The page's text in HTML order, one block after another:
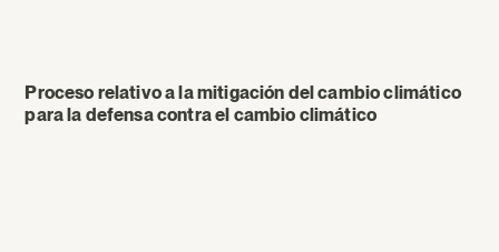
Proceso relativo a la mitigación del cambio climático
para la defensa contra el cambio climático